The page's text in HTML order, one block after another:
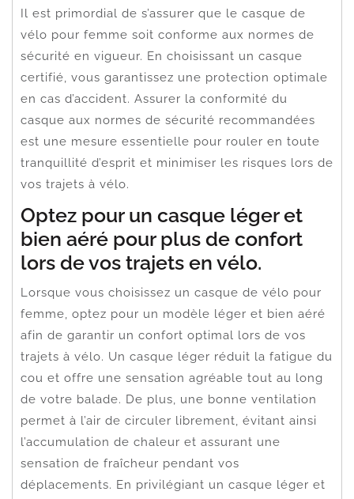
Il est primordial de s’assurer que le casque de
vélo pour femme soit conforme aux normes de
sécurité en vigueur. En choisissant un casque
certifié, vous garantissez une protection optimale
en cas d’accident. Assurer la conformité du
casque aux normes de sécurité recommandées
est une mesure essentielle pour rouler en toute
tranquillité d’esprit et minimiser les risques lors de
vos trajets à vélo.
Optez pour un casque léger et
bien aéré pour plus de confort
lors de vos trajets en vélo.
Lorsque vous choisissez un casque de vélo pour
femme, optez pour un modèle léger et bien aéré
afin de garantir un confort optimal lors de vos
trajets à vélo. Un casque léger réduit la fatigue du
cou et offre une sensation agréable tout au long
de votre balade. De plus, une bonne ventilation
permet à l’air de circuler librement, évitant ainsi
l’accumulation de chaleur et assurant une
sensation de fraîcheur pendant vos
déplacements. En privilégiant un casque léger et